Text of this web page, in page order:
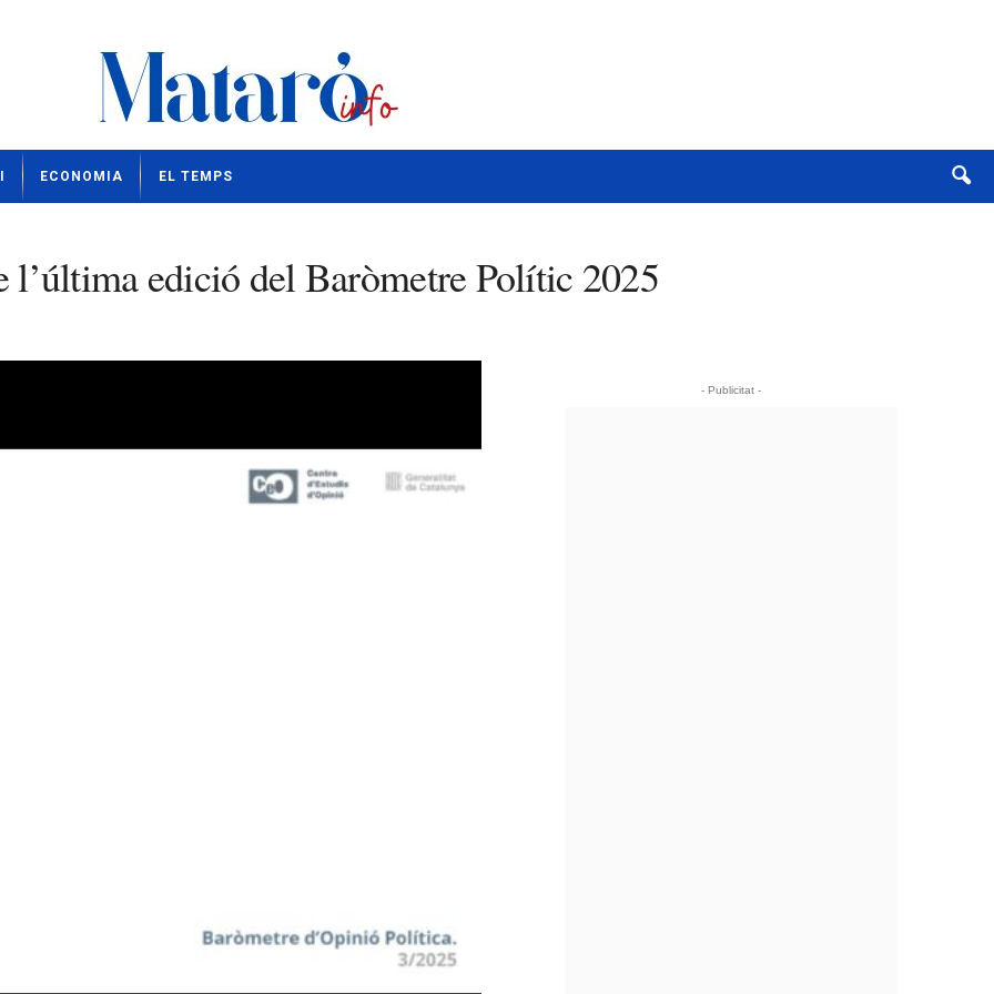
ECONOMIA EL TEMPS
l’última edició del Baròmetre Polític 2025
- Publicitat -